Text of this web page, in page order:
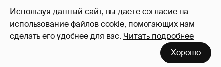
Используя данный сайт, вы даете согласие на
использование файлов cookie, помогающих нам
сделать его удобнее для вас. Читать подробнее
Хорошо